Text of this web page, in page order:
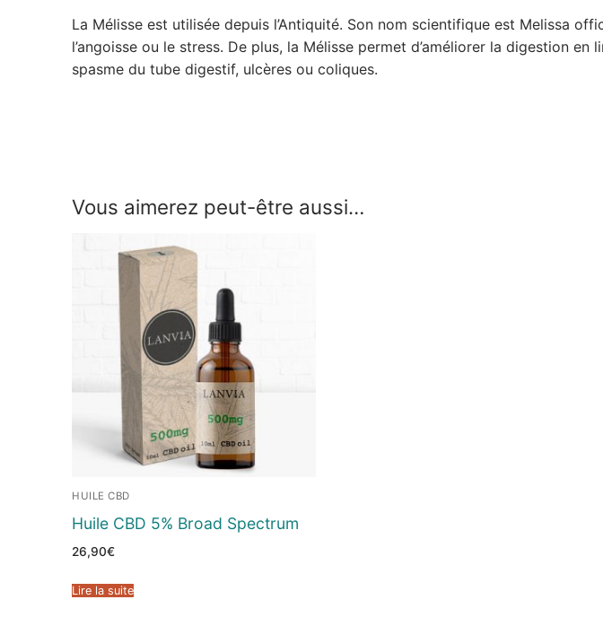
La Mélisse est utilisée depuis l’Antiquité. Son nom scientifique est Melissa
l’angoisse ou le stress. De plus, la Mélisse permet d’améliorer la digestion
spasme du tube digestif, ulcères ou coliques.
Vous aimerez peut-être aussi…
HUILE CBD
Huile CBD 5% Broad Spectrum
26,90€
Lire la suite